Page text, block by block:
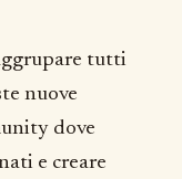
tutti
nuove
dove
e creare